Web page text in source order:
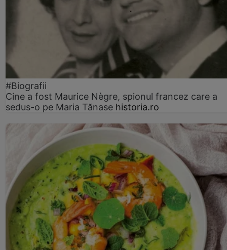
#Biografii
Cine a fost Maurice Nègre, spionul francez care a
sedus-o pe Maria Tănase historia.ro